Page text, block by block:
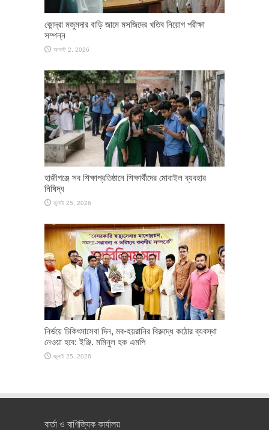
কোন্দ্রা মজুমদার বাড়ি জামে মসজিদের খতিব নিয়োগ পরীক্ষা
সম্পন্ন
আগস্ট 2, 2026
হাজীগঞ্জে সব শিক্ষাপ্রতিষ্ঠানে শিক্ষার্থীদের মোবাইল ব্যবহার
নিষিদ্ধ
জুলাই 25, 2026
নির্ভয়ে চিকিৎসাসেবা দিন, মব-হয়রানির বিরুদ্ধে কঠোর ব্যবস্থা
নেওয়া হবে: ইঞ্জি. মমিনুল হক এমপি
জুলাই 25, 2026
বার্তা ও বাণিজ্যিক কার্যালয়